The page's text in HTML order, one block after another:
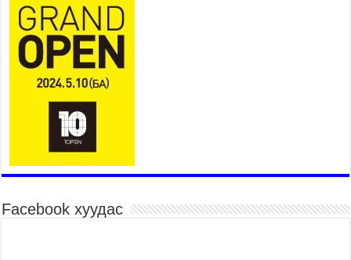
2026 оны 7 сар 15 / 11 цаг 03 минут
Төв цэнгэлдэхийн эргэн тойронд
2026 оны 7 сар 15 / 10 цаг 58 минут
Үндэсний их баяр наадмын шагайн харваа
насанд хүрэгчдийн багийн харваагаар
үргэлжилж байна
2026 оны 7 сар 15 / 10 цаг 52 минут
Үндэсний их баяр наадмын хүчит бөхийн
барилдаан эхэллээ
2026 оны 7 сар 15 / 10 цаг 46 минут
Үндэсний хувцасны өдрийг тохиолдуулан
“Дээлтэй монгол наадам” боллоо
Facebook хуудас